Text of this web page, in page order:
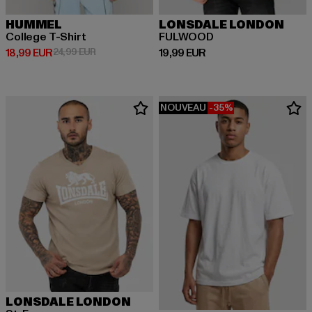
HUMMEL
College T-Shirt
18,99 EUR
Prix courant: 18,99 EUR
24,99 EURPrix en promotion: 24,99 EUR
LONSDALE LONDON
FULWOOD
19,99 EUR
Prix courant: 19,99 EUR
LONSDALE LONDON
NOUVEAU -35%